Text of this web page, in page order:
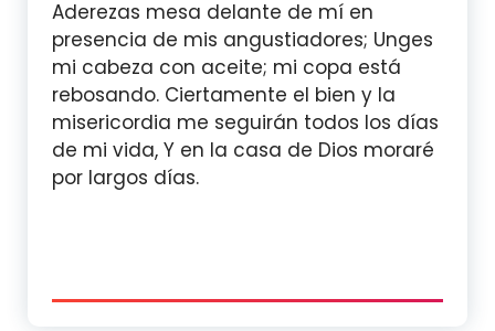
Aderezas mesa delante de mí en
presencia de mis angustiadores; Unges
mi cabeza con aceite; mi copa está
rebosando. Ciertamente el bien y la
misericordia me seguirán todos los días
de mi vida, Y en la casa de Dios moraré
por largos días.